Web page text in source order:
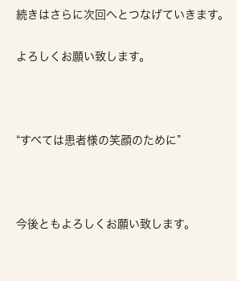
続きはさらに次回へとつなげていきます。
よろしくお願い致します。
“すべては患者様の笑顔のために”
今後ともよろしくお願い致します。